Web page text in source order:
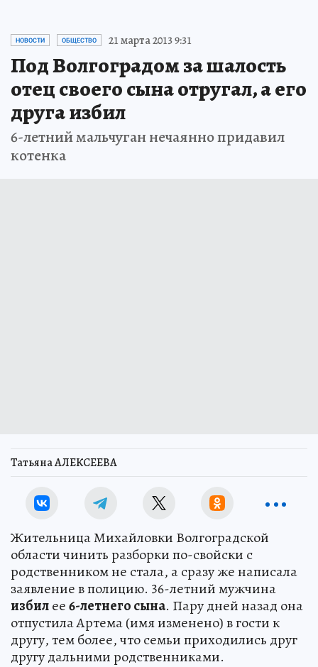
НОВОСТИ ОБЩЕСТВО 21 марта 2013 9:31
Под Волгоградом за шалость
отец своего сына отругал, а его
друга избил
6-летний мальчуган нечаянно придавил
котенка
Татьяна АЛЕКСЕЕВА
Жительница Михайловки Волгоградской
области чинить разборки по-свойски с
родственником не стала, а сразу же написала
заявление в полицию. 36-летний мужчина
избилее6-летнего сына. Пару дней назад она
отпустила Артема (имя изменено) в гости к
другу, тем более, что семьи приходились друг
другу дальними родственниками.